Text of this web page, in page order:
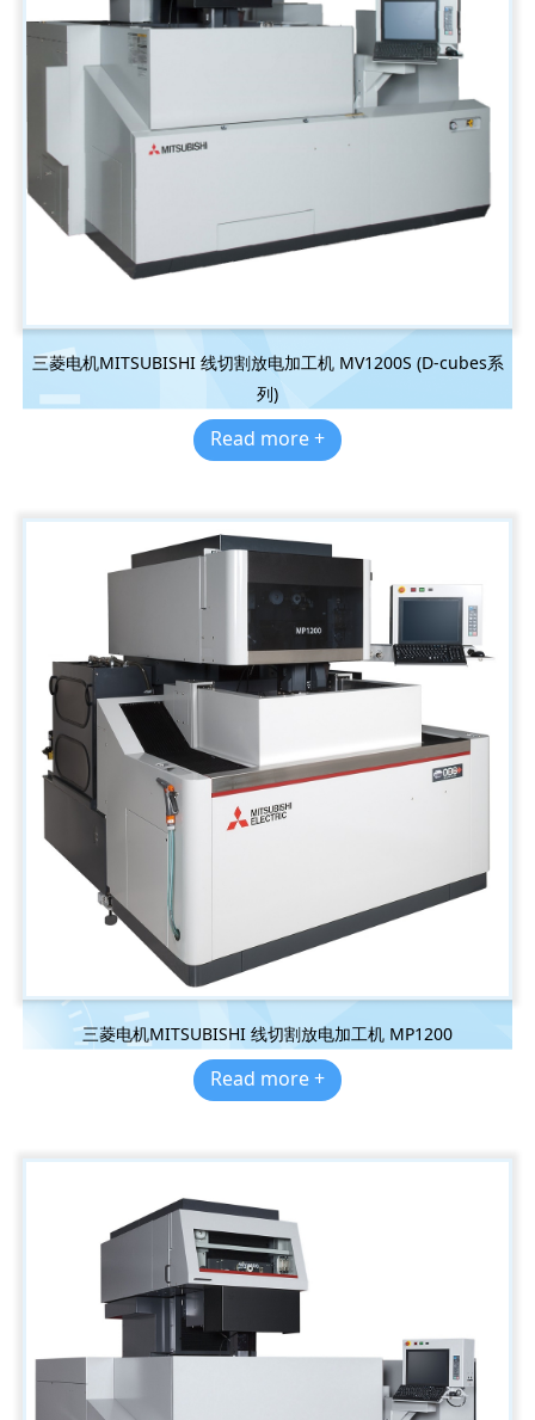
三菱电机MITSUBISHI 线切割放电加工机 MV1200S (D-cubes系
列)
Read more +
三菱电机MITSUBISHI 线切割放电加工机 MP1200
Read more +